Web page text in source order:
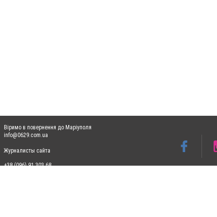
Віримо в повернення до Маріуполя
info@0629.com.ua
Журналисты сайта
+38 (096) 91 303 68